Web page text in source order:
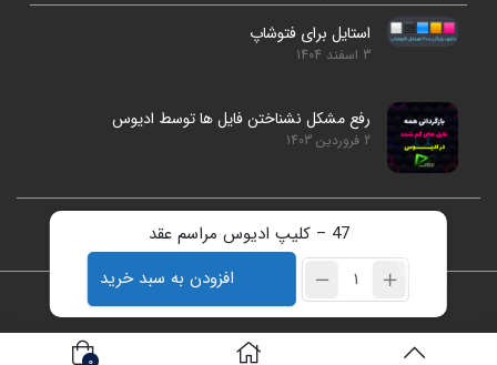
استایل برای فتوشاپ
3 اسفند 1404
رفع مشکل نشناختن فایل ها توسط ادیوس
2 فروردین 1403
09186925896
studiolookmix@gmail.com
تمامی حقوق برای سایت میکس لوک محفوظ است.
47 – کلیپ ادیوس مراسم عقد
افزودن به سبد خرید